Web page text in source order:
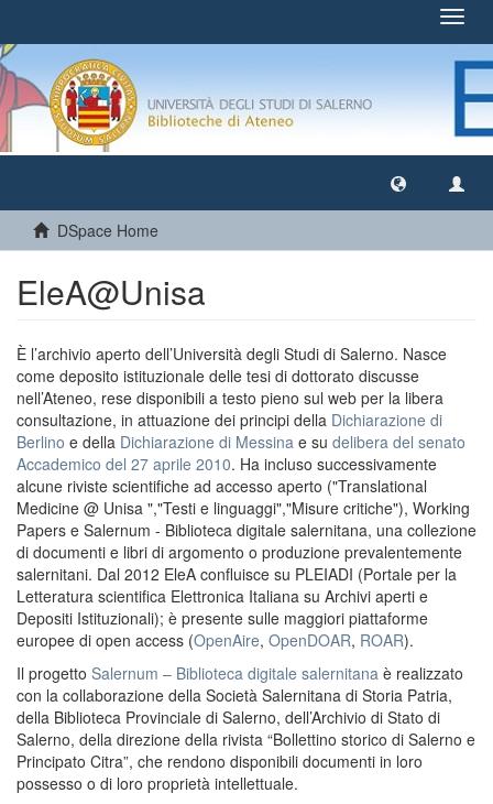
DSpace Home
EleA@Unisa
È l’archivio aperto dell’Università degli Studi di Salerno. Nasce
come deposito istituzionale delle tesi di dottorato discusse
nell’Ateneo, rese disponibili a testo pieno sul web per la libera
consultazione, in attuazione dei principi della Dichiarazione di
Berlino e della Dichiarazione di Messina e su delibera del senato
Accademico del 27 aprile 2010. Ha incluso successivamente
alcune riviste scientifiche ad accesso aperto ("Translational
Medicine @ Unisa ","Testi e linguaggi","Misure critiche"), Working
Papers e Salernum - Biblioteca digitale salernitana, una collezione
di documenti e libri di argomento o produzione prevalentemente
salernitani. Dal 2012 EleA confluisce su PLEIADI (Portale per la
Letteratura scientifica Elettronica Italiana su Archivi aperti e
Depositi Istituzionali); è presente sulle maggiori piattaforme
europee di open access (OpenAire, OpenDOAR, ROAR).
Il progetto Salernum – Biblioteca digitale salernitana è realizzato
con la collaborazione della Società Salernitana di Storia Patria,
della Biblioteca Provinciale di Salerno, dell’Archivio di Stato di
Salerno, della direzione della rivista “Bollettino storico di Salerno e
Principato Citra”, che rendono disponibili documenti in loro
possesso o di loro proprietà intellettuale.